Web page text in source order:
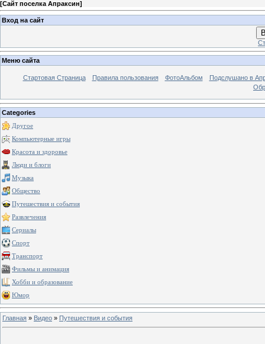
[Сайт поселка Апраксин]
Вход на сайт
Меню сайта
Стартовая Страница Правила пользования ФотоАльбом
Подслушано в
Categories
Другое
Компьютерные игры
Красота и здоровье
Люди и блоги
Музыка
Общество
Путешествия и события
Развлечения
Сериалы
Спорт
Транспорт
Фильмы и анимация
Хобби и образование
Юмор
Главная » Видео » Путешествия и события